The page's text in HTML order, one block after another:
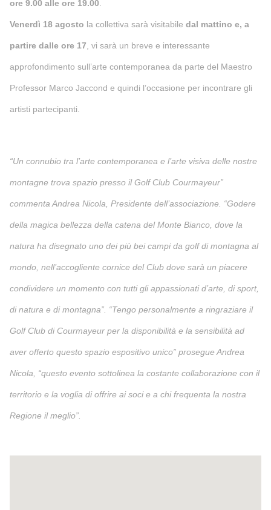
ore 9.00 alle ore 19.00
Venerdì 18 agosto la collettiva sarà visitabile dal mattino e, a
partire dalle ore 17 , vi sarà un breve e interessante
approfondimento sull’arte contemporanea da parte del Maestro
Professor Marco Jaccond e quindi l’occasione per incontrare gli
artisti partecipanti.
“Un connubio tra l’arte contemporanea e l’arte visiva delle nostre
montagne trova spazio presso il Golf Club Courmayeur”
commenta Andrea Nicola, Presidente dell’associazione. “Godere
della magica bellezza della catena del Monte Bianco, dove la
natura ha disegnato uno dei più bei campi da golf di montagna al
mondo, nell’accogliente cornice del Club dove sarà un piacere
condividere un momento con tutti gli appassionati d’arte, di sport,
di natura e di montagna”. “Tengo personalmente a ringraziare il
Golf Club di Courmayeur per la disponibilità e la sensibilità ad
aver offerto questo spazio espositivo unico” prosegue Andrea
Nicola, “questo evento sottolinea la costante collaborazione con il
territorio e la voglia di offrire ai soci e a chi frequenta la nostra
Regione il meglio”.